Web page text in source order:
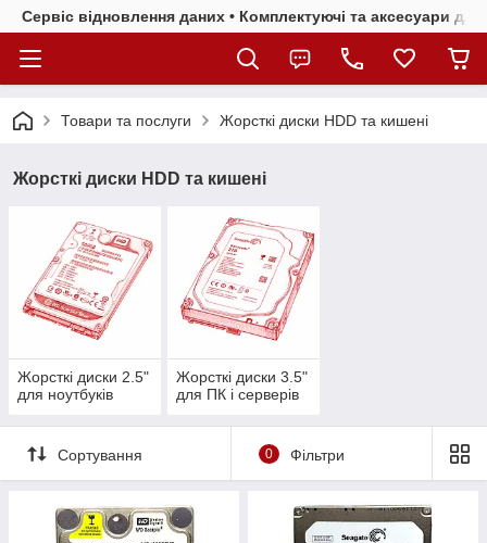
Сервіс відновлення даних • Комплектуючі та аксесуари
Товари та послуги Жорсткі диски HDD та кишені
Жорсткі диски HDD та кишені
Жорсткі диски 2.5"
для ноутбуків
Жорсткі диски 3.5"
для ПК і серверів
Сортування 0 Фільтри